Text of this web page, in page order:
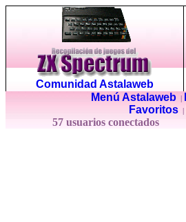
Comunidad Astalaweb
Menú Astalaweb|
Favoritos
57 usuarios conectados